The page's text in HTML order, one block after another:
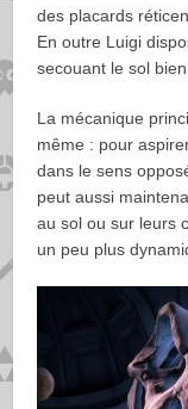
des placards
En outre Luigi
secouant le sol
La mécanique
même : pour
dans le sens
peut aussi
au sol ou sur leurs
un peu plus